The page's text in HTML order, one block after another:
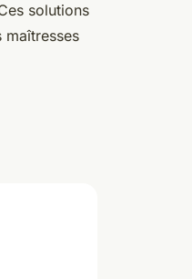
solutions
maîtresses